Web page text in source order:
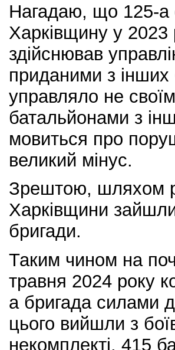
Нагадаю, що 125-а
Харківщину у 2023
здійснював
приданими з інших
управляло не
батальйонами з
мовиться про
великий мінус.
Зрештою, шляхом
Харківщини зайшли
бригади.
Таким чином на
травня 2024 року
а бригада силами
цього вийшли з
некомплекті, 415